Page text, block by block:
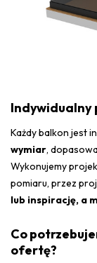
Indywidualny
Każdy balkon jest
wymiar,
Wykonujemy
pomiaru, przez
lub inspirację, a
Co
ofertę?